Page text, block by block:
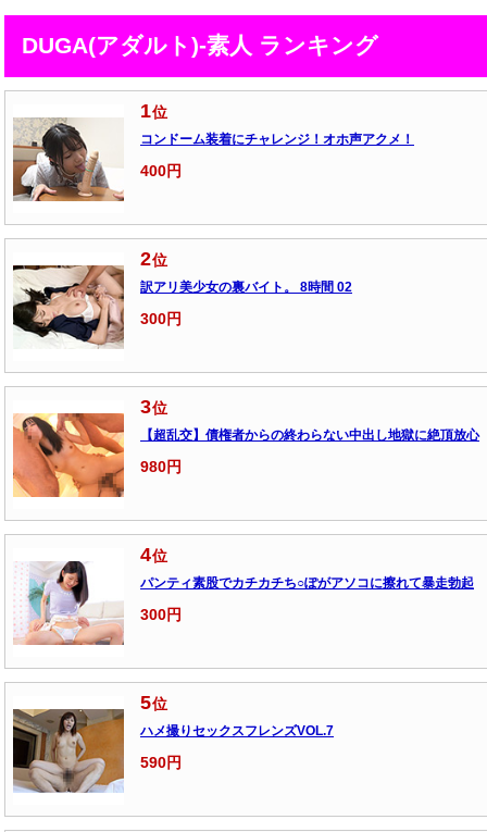
DUGA(アダルト)-素人 ランキング
1位
コンドーム装着にチャレンジ！オホ声アクメ！
400円
2位
訳アリ美少女の裏バイト。 8時間 02
300円
3位
【超乱交】債権者からの終わらない中出し地獄に絶頂放心
980円
4位
パンティ素股でカチカチち○ぽがアソコに擦れて暴走勃起
300円
5位
ハメ撮りセックスフレンズVOL.7
590円